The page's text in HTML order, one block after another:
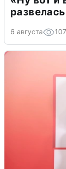
6 августа 107